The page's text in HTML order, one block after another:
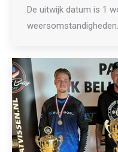
De uitwijk datum is 1